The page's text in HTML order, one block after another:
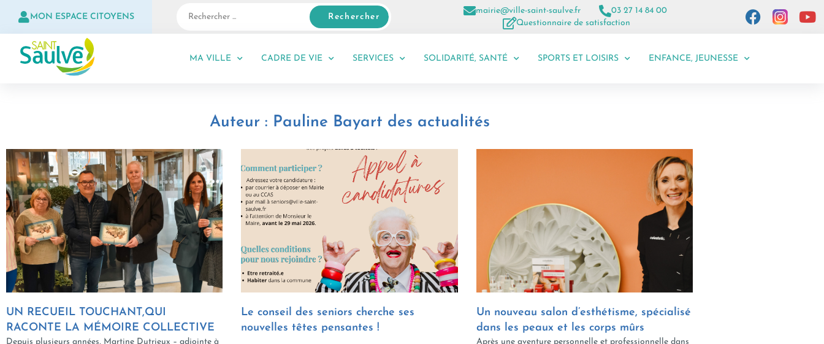
MON ESPACE CITOYENS Rechercher
mairie@ville-saint-saulve.fr
03 27 14 84 00
Questionnaire de satisfaction
MA VILLE CADRE DE VIE SERVICES SOLIDARITÉ, SANTÉ SPORTS ET LOISIRS ENFANCE, JEUNESSE
Auteur : Pauline Bayart des actualités
UN RECUEIL TOUCHANT,QUI
RACONTE LA MÉMOIRE COLLECTIVE
Depuis plusieurs années, Martine Dutrieux – adjointe à
Le conseil des seniors cherche ses
nouvelles têtes pensantes !
Un nouveau salon d’esthétisme, spécialisé
dans les peaux et les corps mûrs
Après une aventure personnelle et professionnelle dans